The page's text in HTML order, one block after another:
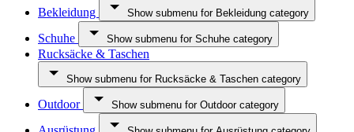
Bekleidung Show submenu for Bekleidung category
Schuhe Show submenu for Schuhe category
Rucksäcke & Taschen
Show submenu for Rucksäcke & Taschen category
Outdoor Show submenu for Outdoor category